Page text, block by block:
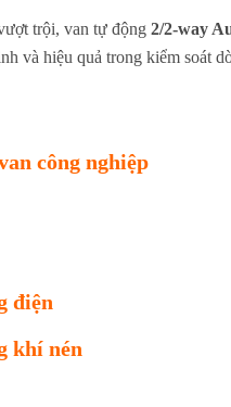
trội, van tự động 2/2-way
và hiệu quả trong kiểm soát
công nghiệp
điện
khí nén